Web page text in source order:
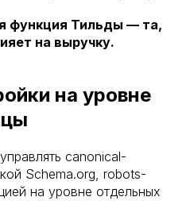
функция Тильды — та,
на выручку.
на уровне
canonical-
Schema.org, robots-
на уровне отдельных